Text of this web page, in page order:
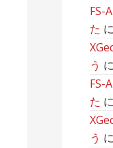
FS-
た に
う に
FS-
た に
う